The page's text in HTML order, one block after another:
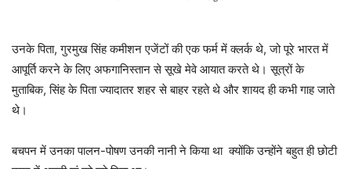
उनके पिता, गुरमुख सिंह कमीशन एजेंटों की एक फर्म में क्लर्क थे, जो पूरे भारत में
आपूर्ति करने के लिए अफगानिस्तान से सूखे मेवे आयात करते थे। सूत्रों के
मुताबिक, सिंह के पिता ज्यादातर शहर से बाहर रहते थे और शायद ही कभी गाह जाते
थे।
बचपन में उनका पालन-पोषण उनकी नानी ने किया था क्योंकि उन्होंने बहुत ही छोटी